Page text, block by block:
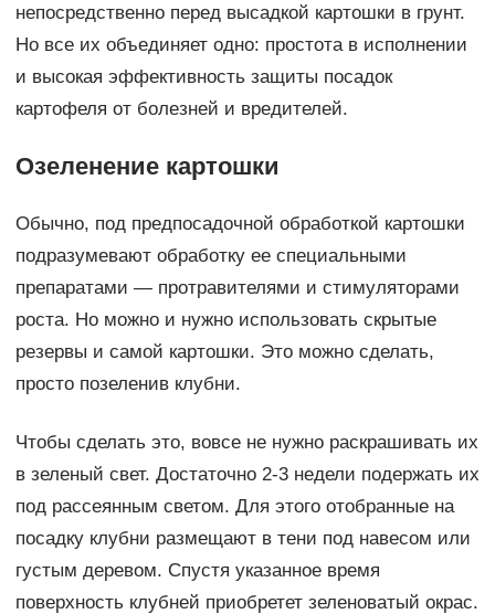
непосредственно перед высадкой картошки в грунт.
Но все их объединяет одно: простота в исполнении
и высокая эффективность защиты посадок
картофеля от болезней и вредителей.
Озеленение картошки
Обычно, под предпосадочной обработкой картошки
подразумевают обработку ее специальными
препаратами — протравителями и стимуляторами
роста. Но можно и нужно использовать скрытые
резервы и самой картошки. Это можно сделать,
просто позеленив клубни.
Чтобы сделать это, вовсе не нужно раскрашивать их
в зеленый свет. Достаточно 2-3 недели подержать их
под рассеянным светом. Для этого отобранные на
посадку клубни размещают в тени под навесом или
густым деревом. Спустя указанное время
поверхность клубней приобретет зеленоватый окрас.